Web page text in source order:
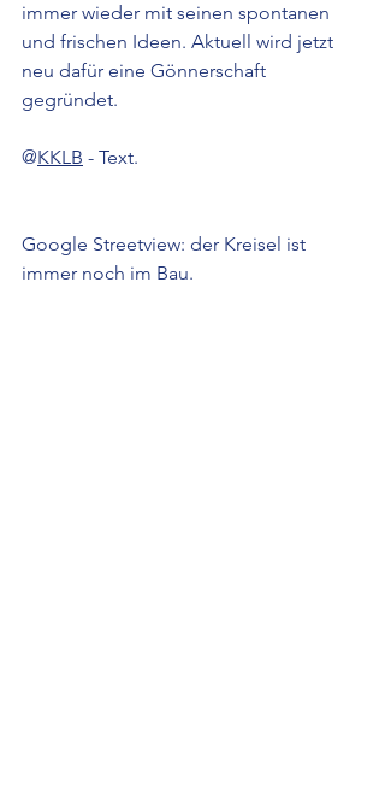
immer wieder mit seinen spontanen
und frischen Ideen. Aktuell wird jetzt
neu dafür eine Gönnerschaft
gegründet.
@KKLB - Text.
Google Streetview: der Kreisel ist
immer noch im Bau.